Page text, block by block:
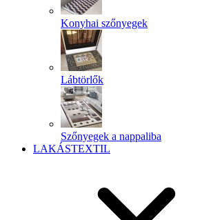
Konyhai szőnyegek
Lábtörlők
Szőnyegek a nappaliba
LAKÁSTEXTIL